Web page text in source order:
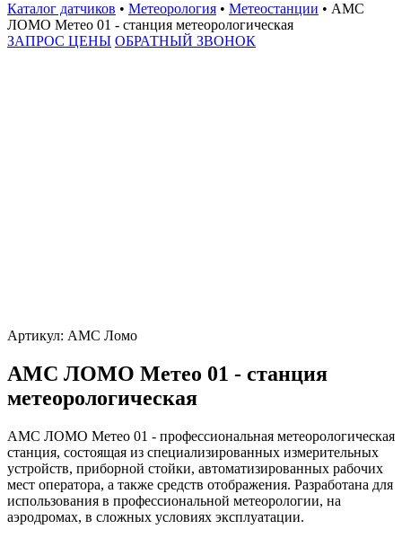
Каталог датчиков • Метеорология • Метеостанции • АМС
ЛОМО Метео 01 - станция метеорологическая
ЗАПРОС ЦЕНЫ ОБРАТНЫЙ ЗВОНОК
Артикул: АМС Ломо
АМС ЛОМО Метео 01 - станция
метеорологическая
АМС ЛОМО Метео 01 - профессиональная метеорологическая
станция, состоящая из специализированных измерительных
устройств, приборной стойки, автоматизированных рабочих
мест оператора, а также средств отображения. Разработана для
использования в профессиональной метеорологии, на
аэродромах, в сложных условиях эксплуатации.